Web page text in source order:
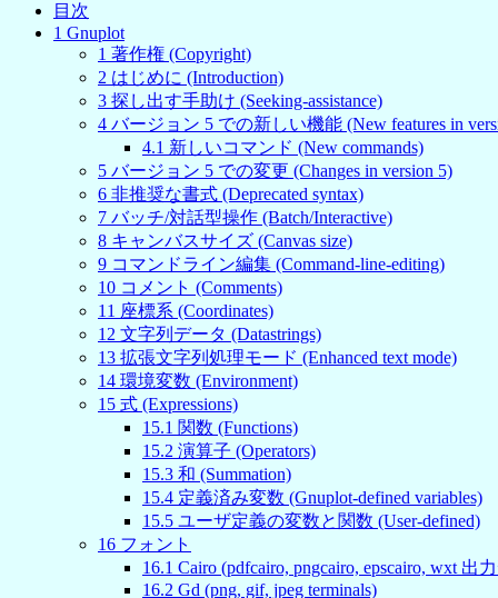
目次
1 Gnuplot
1 著作権 (Copyright)
2 はじめに (Introduction)
3 探し出す手助け (Seeking-assistance)
4 バージョン 5 での新しい機能 (New features in
4.1 新しいコマンド (New commands)
5 バージョン 5 での変更 (Changes in version 5)
6 非推奨な書式 (Deprecated syntax)
7 バッチ/対話型操作 (Batch/Interactive)
8 キャンバスサイズ (Canvas size)
9 コマンドライン編集 (Command-line-editing)
10 コメント (Comments)
11 座標系 (Coordinates)
12 文字列データ (Datastrings)
13 拡張文字列処理モード (Enhanced text mode)
14 環境変数 (Environment)
15 式 (Expressions)
15.1 関数 (Functions)
15.2 演算子 (Operators)
15.3 和 (Summation)
15.4 定義済み変数 (Gnuplot-defined variables)
15.5 ユーザ定義の変数と関数 (User-defined)
16 フォント
16.1 Cairo (pdfcairo, pngcairo, epscairo, wxt 出
16.2 Gd (png, gif, jpeg terminals)